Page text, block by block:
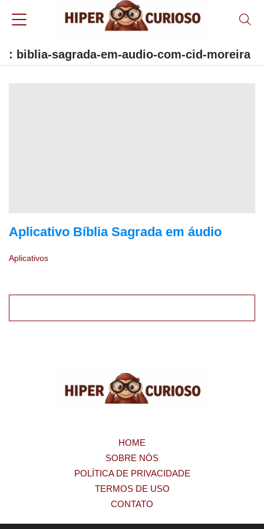
: biblia-sagrada-em-audio-com-cid-moreira
Aplicativo Bíblia Sagrada em áudio
Aplicativos
HOME
SOBRE NÓS
POLÍTICA DE PRIVACIDADE
TERMOS DE USO
CONTATO